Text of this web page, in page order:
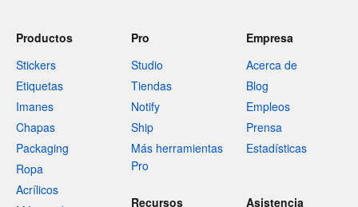
Productos
Stickers
Etiquetas
Imanes
Chapas
Packaging
Ropa
Acrílicos
Pro
Studio
Tiendas
Notify
Ship
Más herramientas
Pro
Empresa
Acerca de
Blog
Empleos
Prensa
Estadísticas
Recursos Asistencia